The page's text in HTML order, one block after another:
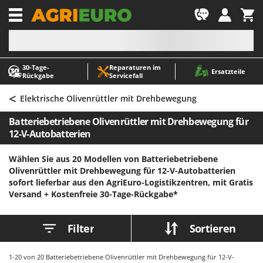
30‑Tage-
Rückgabe
Reparaturen im
Servicefall
Ersatzteile
-1
A
Abbeermaschinen - Traubenmühlen
Abfüllgeräte
Akku Gartenscheren
Akku Gras- und Strauchscheren
Allzwecktransporter - Motorschubkarren
Alu-Teleskopleitern
Anbaubagger Heckbagger für Traktoren
Aschesauger
Astkettensägen - Hochentaster
A
ABAC
AgriEuro Premium
AgriEuro TOP-LINE
AGT
Airmec
AL-KO
Alpina
Ama
< Elektrische Olivenrüttler mit Drehbewegung
Batteriebetriebene Olivenrüttler mit Drehbewegung für
12-V-Autobatterien
Wählen Sie aus 20 Modellen von Batteriebetriebene
Olivenrüttler mit Drehbewegung für 12-V-Autobatterien
sofort lieferbar aus den AgriEuro-Logistikzentren, mit Gratis
Versand + Kostenfreie 30-Tage-Rückgabe*
Filter Sortieren
1-20 von 20 Batteriebetriebene Olivenrüttler mit Drehbewegung für 12-V-